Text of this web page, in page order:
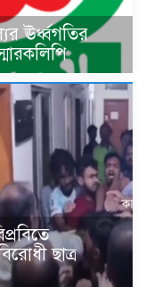
ঊর্ধ্বগতির
ছাত্র